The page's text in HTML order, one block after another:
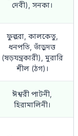
দেবী), সনকা।
ফুল্লরা, কালকেতু,
ধনপতি, ভাঁড়ুদত্ত
(ষড়যন্ত্রকারী), মুরারি
শীল (ঠগ)।
ঈশ্বরী পাটনী,
হিরামালিনী।